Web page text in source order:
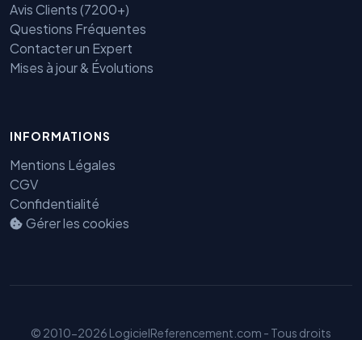
Avis Clients (7200+)
Questions Fréquentes
Contacter un Expert
Mises à jour & Évolutions
INFORMATIONS
Mentions Légales
CGV
Confidentialité
Gérer les cookies
© 2010-2026 LogicielReferencement.com - Tous droits